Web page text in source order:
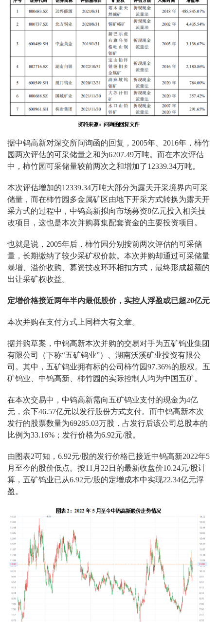
据中钨高新对深交所问询函的回复，2005年、2016年，柿竹
园两次评估的可采储量之和为6207.49万吨。而在本次评估
中，柿竹园可采储量较前两次之和增加了12339.34万吨。
本次评估增加的12339.34万吨大部分为露天开采境界内可采
储量，而在柿竹园多金属矿区由地下开采方式转换为露天开
采方式的过程中，中钨高新拟向市场募资8亿元投入相关技
改项目，这也是本次并购募集配套资金的主要投资项目。
也就是说，2005年后，柿竹园分别按前两次评估的可采储
量，长期缴纳了较少采矿权价款。本次并购却通过可采储量
暴增、溢价收购、募资技改环环相扣方式，最终形成超额的
出让采矿权收益。
定增价格接近两年半内最低股价，实控人浮盈或已超20亿元
本次并购在支付方式上同样大有文章。
据并购草案，中钨高新本次并购的交易对手为五矿钨业集团
有限公司（下称“五矿钨业”）、湖南沃溪矿业投资有限公
司。其中，五矿钨业拥有标的公司柿竹园97.36%的股权。五
矿钨业、中钨高新、柿竹园的实际控制人均为中国五矿。
在本次交易中，中钨高新需向五矿钨业支付的现金为4亿
元，余下46.57亿元以发行股份方式支付。而中钨高新本次
发行的股票数量为69285.03万股，占发行后该公司总股本的
比例为33.16%；发行价格为6.92元/股。
由图表2可知，6.92元/股的发行价格已接近中钨高新2022年5
月至今的股价低点。按11月22日的最新收盘价10.24元/股计
算，五矿钨业已从6.92元/股的定增成本中实现22.34亿元浮
盈。